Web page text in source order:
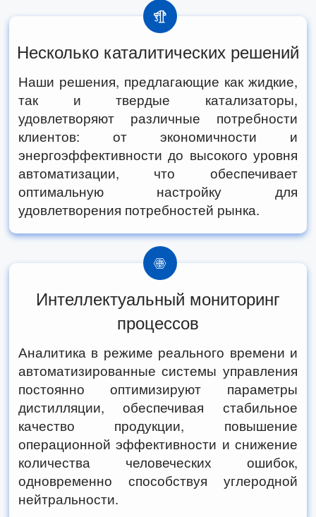
Несколько каталитических решений
Наши решения, предлагающие как жидкие,
так и твердые катализаторы,
удовлетворяют различные потребности
клиентов: от экономичности и
энергоэффективности до высокого уровня
автоматизации, что обеспечивает
оптимальную настройку для
удовлетворения потребностей рынка.
Интеллектуальный мониторинг
процессов
Аналитика в режиме реального времени и
автоматизированные системы управления
постоянно оптимизируют параметры
дистилляции, обеспечивая стабильное
качество продукции, повышение
операционной эффективности и снижение
количества человеческих ошибок,
одновременно способствуя углеродной
нейтральности.